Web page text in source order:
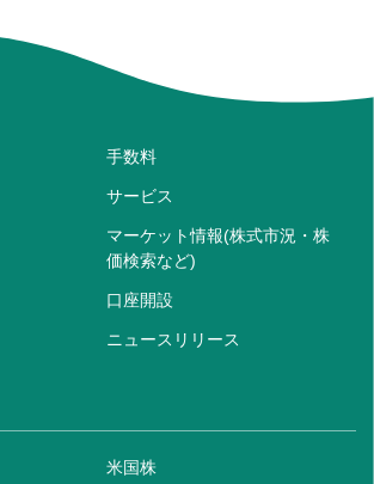
手数料
サービス
マーケット情報(株式市況・株
価検索など)
口座開設
ニュースリリース
米国株